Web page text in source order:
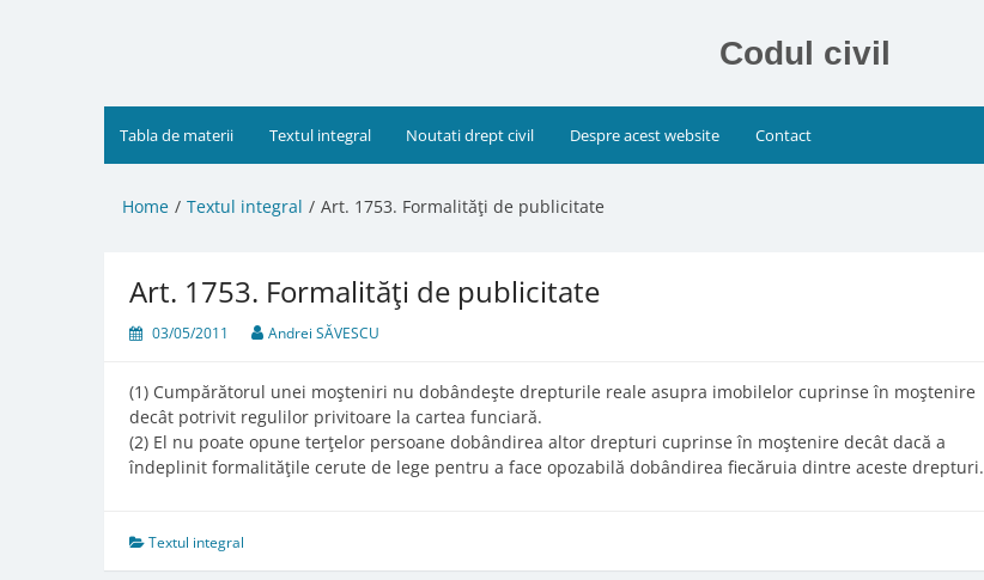
Codul civil
Tabla de materii Textul integral Noutati drept civil Despre acest website Contact
Home Textul integral Art. 1753. Formalităţi de publicitate
Art. 1753. Formalităţi de publicitate
03/05/2011 Andrei SĂVESCU
(1) Cumpărătorul unei moşteniri nu dobândeşte drepturile reale asupra imobilelor cuprinse în moştenire
decât potrivit regulilor privitoare la cartea funciară.
(2) El nu poate opune terţelor persoane dobândirea altor drepturi cuprinse în moştenire decât dacă a
îndeplinit formalităţile cerute de lege pentru a face opozabilă dobândirea fiecăruia dintre aceste drepturi.
Textul integral